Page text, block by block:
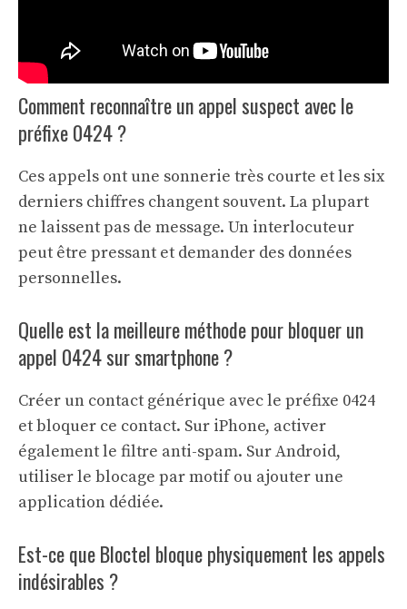
Comment reconnaître un appel suspect avec le
préfixe 0424 ?
Ces appels ont une sonnerie très courte et les six
derniers chiffres changent souvent. La plupart
ne laissent pas de message. Un interlocuteur
peut être pressant et demander des données
personnelles.
Quelle est la meilleure méthode pour bloquer un
appel 0424 sur smartphone ?
Créer un contact générique avec le préfixe 0424
et bloquer ce contact. Sur iPhone, activer
également le filtre anti-spam. Sur Android,
utiliser le blocage par motif ou ajouter une
application dédiée.
Est-ce que Bloctel bloque physiquement les appels
indésirables ?